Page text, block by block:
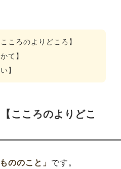
ころのよりどころ】
て】
】
こころのよりどこ
ののこと」 です。